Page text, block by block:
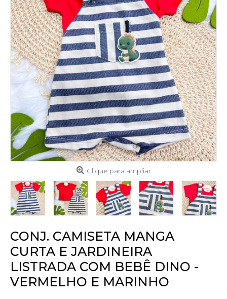
Clique para ampliar
CONJ. CAMISETA MANGA
CURTA E JARDINEIRA
LISTRADA COM BEBÊ DINO -
VERMELHO E MARINHO